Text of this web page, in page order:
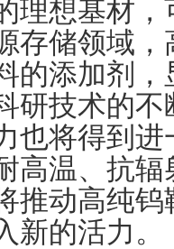
理想基材
存储领域
的添加剂
研技术的
也将得到
高温、抗
推动高纯
新的活力。